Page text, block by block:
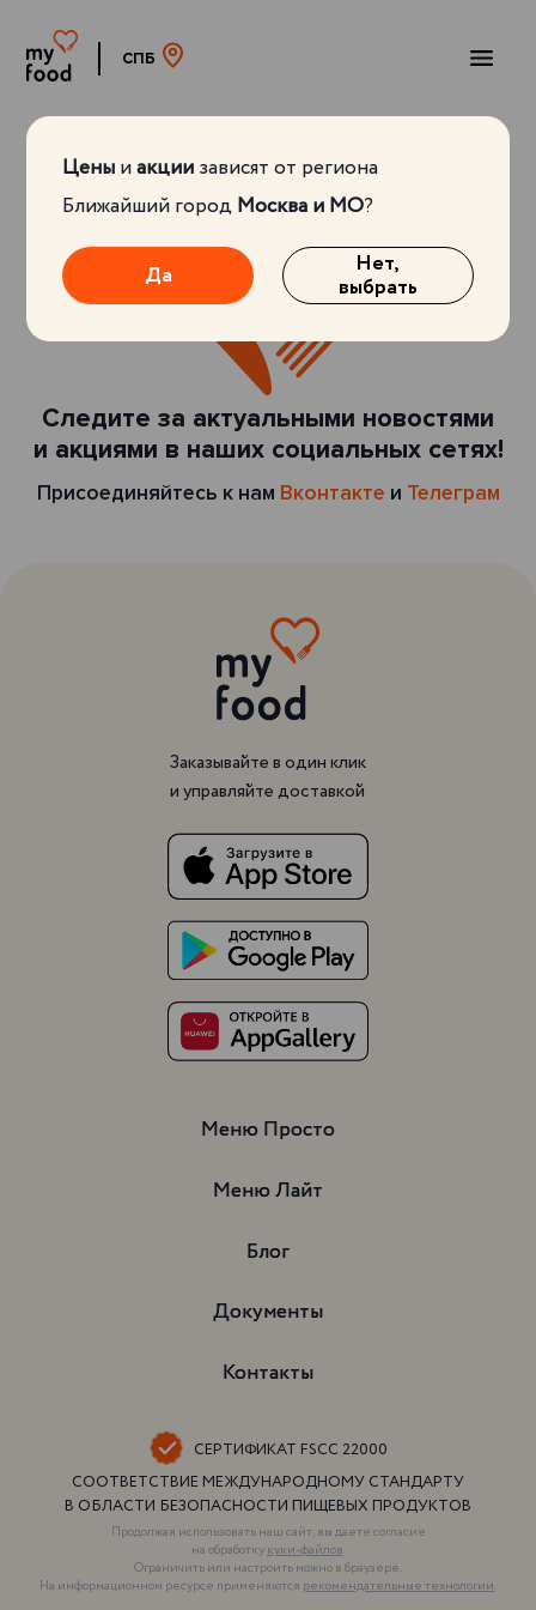
СПБ
Ценыиакциизависят от региона
Ближайший городМосква и МО?
Да Нет,
выбрать
Следите за актуальными новостями
и акциями в наших социальных сетях!
Присоединяйтесь к нам Вконтакте и Телеграм
Заказывайте в один клик
и управляйте доставкой
Меню Просто
Меню Лайт
Блог
Документы
Контакты
Меню Просто
Меню Лайт
Блог
Документы
Контакты
CЕРТИФИКАТ FSCC 22000
СООТВЕТСТВИЕ МЕЖДУНАРОДНОМУ СТАНДАРТУ
В ОБЛАСТИ БЕЗОПАСНОСТИ ПИЩЕВЫХ ПРОДУКТОВ
Продолжая использовать наш сайт, вы даете согласие
на обработкукуки-файлов.
Ограничить или настроить можно в браузере.
На информационном ресурсе применяются рекомендательные технологии